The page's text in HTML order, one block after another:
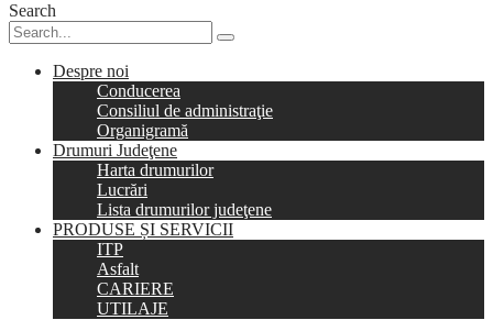
Search
Despre noi
Conducerea
Consiliul de administraţie
Organigramă
Drumuri Judeţene
Harta drumurilor
Lucrări
Lista drumurilor judeţene
PRODUSE ȘI SERVICII
ITP
Asfalt
CARIERE
UTILAJE